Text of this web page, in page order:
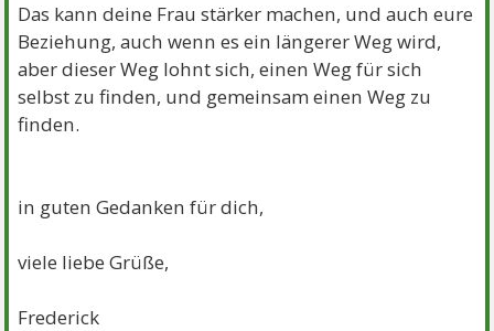
Das kann deine Frau stärker machen, und auch eure
Beziehung, auch wenn es ein längerer Weg wird,
aber dieser Weg lohnt sich, einen Weg für sich
selbst zu finden, und gemeinsam einen Weg zu
finden.
in guten Gedanken für dich,
viele liebe Grüße,
Frederick